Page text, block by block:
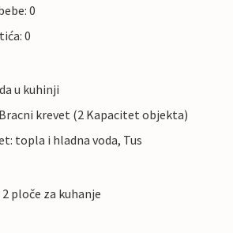
0
0
u kuhinji
krevet (2 Kapacitet objekta)
topla i hladna voda, Tus
ploče za kuhanje